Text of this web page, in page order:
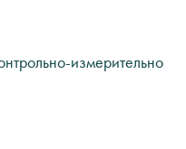
измерительно